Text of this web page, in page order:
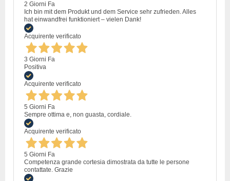
2 Giorni Fa
Ich bin mit dem Produkt und dem Service sehr zufrieden. Alles
hat einwandfrei funktioniert – vielen Dank!
Acquirente verificato
3 Giorni Fa
Positiva
Acquirente verificato
5 Giorni Fa
Sempre ottima e, non guasta, cordiale.
Acquirente verificato
5 Giorni Fa
Competenza grande cortesia dimostrata da tutte le persone
contattate. Grazie